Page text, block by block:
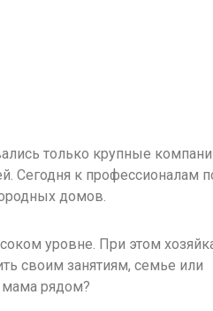
только крупные
Сегодня к профессионалам
домов.
уровне. При этом
своим занятиям, семье или
мама рядом?